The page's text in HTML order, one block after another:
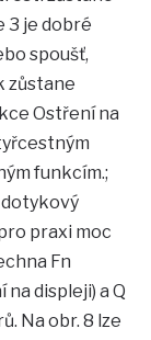
3 je dobré
spoušť,
zůstane
Ostření na
funkcím.;
dotykový
praxi moc
Fn
displeji) a Q
Na obr. 8 lze